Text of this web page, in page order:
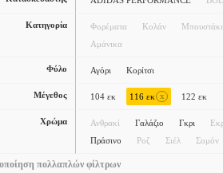
Κατηγορία Φορέματα Κολάν
Αμάνικα
Φύλο Αγόρι Κορίτσι
Μέγεθος 104 εκ 116 εκ x 122 εκ
Χρώμα Ανθρακί Γαλάζιο Γκρι
Πράσινο
Ροζ Σιέλ Σομόν
πολλαπλών φίλτρων